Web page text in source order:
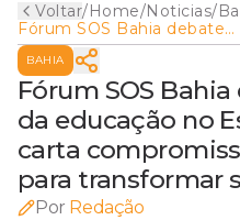
Voltar/Home/Noticias/
Fórum SOS Bahia debate
problemas da educação no
Estado e apresenta carta
compromisso com
para transformar
BAHIA
Fórum SOS
da educação no
carta
para transformar
Por Redação